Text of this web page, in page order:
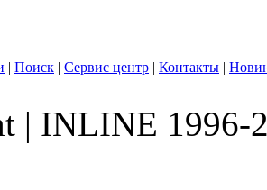
| Поиск | Сервис центр | Контакты |
| INLINE 1996-